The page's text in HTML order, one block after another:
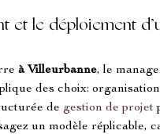
et le déploiement
à Villeurbanne, le
des choix:
de gestion de projet
un modèle réplicable,